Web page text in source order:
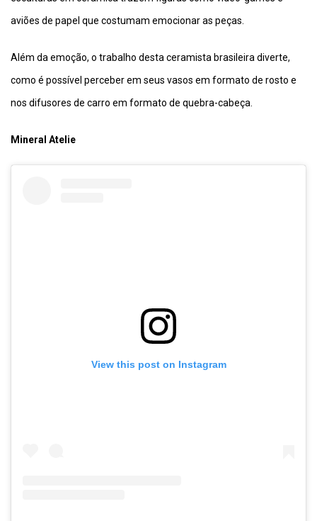
aviões de papel que costumam emocionar as peças.
Além da emoção, o trabalho desta ceramista brasileira diverte,
como é possível perceber em seus vasos em formato de rosto e
nos difusores de carro em formato de quebra-cabeça.
Mineral Atelie
View this post on Instagram